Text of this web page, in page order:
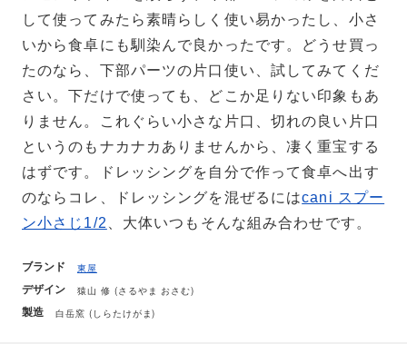
して使ってみたら素晴らしく使い易かったし、小さ
いから食卓にも馴染んで良かったです。どうせ買っ
たのなら、下部パーツの片口使い、試してみてくだ
さい。下だけで使っても、どこか足りない印象もあ
りません。これぐらい小さな片口、切れの良い片口
というのもナカナカありませんから、凄く重宝する
はずです。ドレッシングを自分で作って食卓へ出す
のならコレ、ドレッシングを混ぜるにはcani スプー
ン小さじ1/2
、大体いつもそんな組み合わせです。
ブランド 東屋
デザイン 猿山 修 (さるやま おさむ)
製造 白岳窯 (しらたけがま)